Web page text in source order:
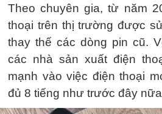
Theo chuyên gia, từ năm
thoại trên thị trường được
thay thế các dòng pin cũ.
các nhà sản xuất điện
mạnh vào việc điện thoại
đủ 8 tiếng như trước đây